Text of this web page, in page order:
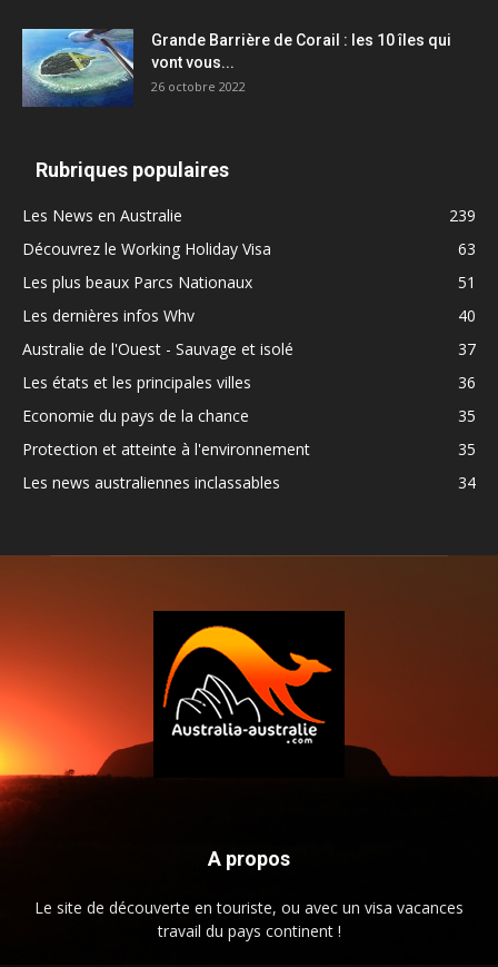
Grande Barrière de Corail : les 10 îles qui
vont vous...
26 octobre 2022
Rubriques populaires
Les News en Australie
239
Découvrez le Working Holiday Visa
63
Les plus beaux Parcs Nationaux
51
Les dernières infos Whv
40
Australie de l'Ouest - Sauvage et isolé
37
Les états et les principales villes
36
Economie du pays de la chance
35
Protection et atteinte à l'environnement
35
Les news australiennes inclassables
34
A propos
Le site de découverte en touriste, ou avec un visa vacances
travail du pays continent !